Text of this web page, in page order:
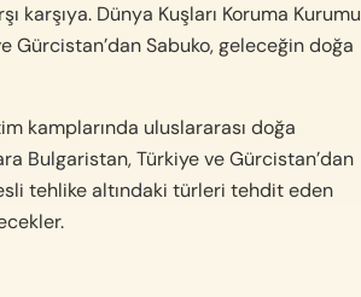
Dünya Kuşları Koruma Kurumu
Gürcistan’dan Sabuko, geleceğin doğa
kamplarında uluslararası doğa
Bulgaristan, Türkiye ve Gürcistan’dan
tehlike altındaki türleri tehdit eden